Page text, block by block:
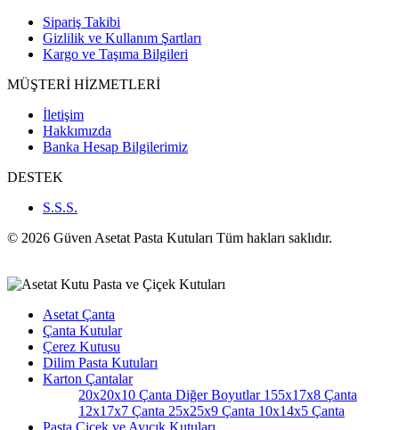
Sipariş Takibi
Gizlilik ve Kullanım Şartları
Kargo ve Taşıma Bilgileri
MÜŞTERİ HİZMETLERİ
İletişim
Hakkımızda
Banka Hesap Bilgilerimiz
DESTEK
S.S.S.
© 2026 Güven Asetat Pasta Kutuları Tüm hakları saklıdır.
Asetat Çanta
Çanta Kutular
Çerez Kutusu
Dilim Pasta Kutuları
Karton Çantalar
20x20x10 Çanta Diğer Boyutlar155x17x8 Çanta
12x17x7 Çanta 25x25x9 Çanta 10x14x5 Çanta
Pasta Çiçek ve Ayıcık Kutuları